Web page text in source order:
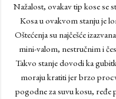
Nažalost, ovakav tip kose se
Kosa u ovakvom stanju je
Oštećenja su najčešće
mini-valom, nestručnim i
Takvo stanje dovodi ka
moraju kratiti jer brzo
pogodne za suvu kosu, ređe